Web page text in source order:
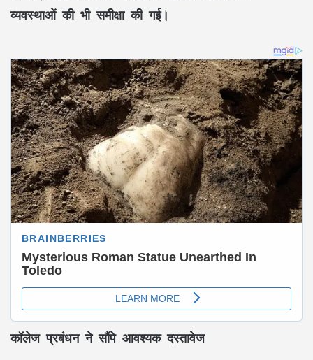
व्यवस्थाओं की भी समीक्षा की गई।
कॉलेज प्रबंधन ने सौंपे आवश्यक दस्तावेज